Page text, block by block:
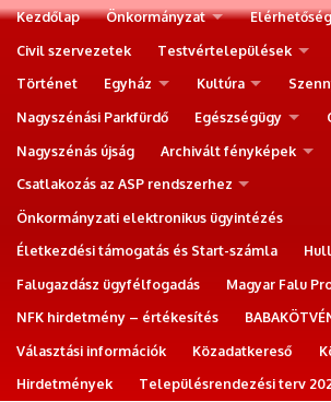
Kezdőlap Önkormányzat
Civil szervezetek
Testvértelepülések
Történet
Egyház Kultúra
Nagyszénási Parkfürdő
Egészségügy
Nagyszénás újság
Archivált fényképek
Csatlakozás az ASP rendszerhez
Önkormányzati elektronikus ügyintézés
Életkezdési támogatás és Start-számla
Falugazdász ügyfélfogadás
Magyar Falu
NFK hirdetmény – értékesítés
Választási információk
Közadatkereső
Hirdetmények
Településrendezési terv